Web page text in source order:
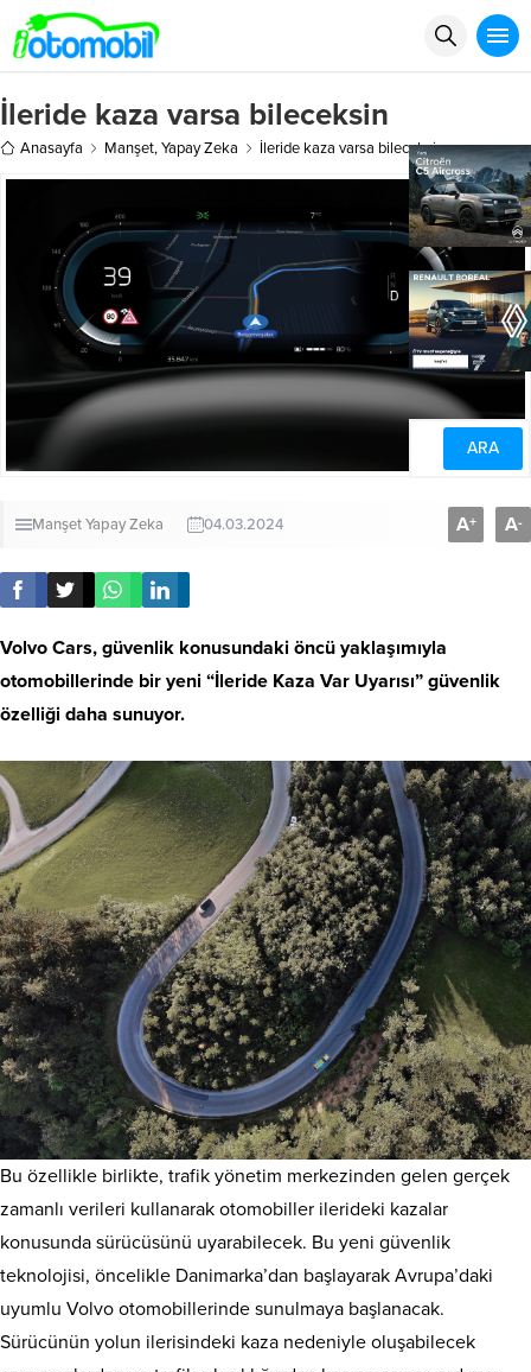
İleride kaza varsa bileceksin
Anasayfa Manşet,Yapay Zeka İleride kaza varsa bileceksin
ManşetYapay Zeka 04.03.2024 A+ A-
Volvo Cars, güvenlik konusundaki öncü yaklaşımıyla
otomobillerinde bir yeni “İleride Kaza Var Uyarısı” güvenlik
özelliği daha sunuyor.
Bu özellikle birlikte, trafik yönetim merkezinden gelen gerçek
zamanlı verileri kullanarak otomobiller ilerideki kazalar
konusunda sürücüsünü uyarabilecek. Bu yeni güvenlik
teknolojisi, öncelikle Danimarka’dan başlayarak Avrupa’daki
uyumlu Volvo otomobillerinde sunulmaya başlanacak.
Sürücünün yolun ilerisindeki kaza nedeniyle oluşabilecek